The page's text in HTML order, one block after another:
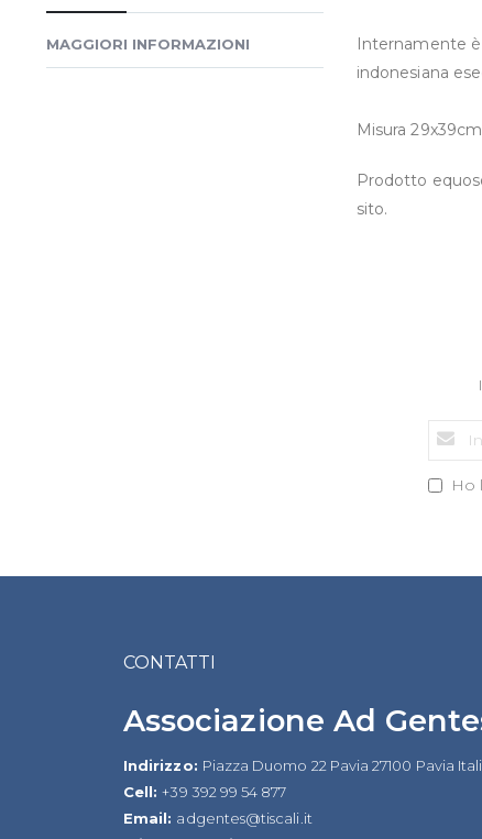
di
Internamente
indonesiana
Misura
Prodotto
sito.
MAGGIORI INFORMAZIONI
Ho
CONTATTI
Associazione Ad
Indirizzo: Piazza Duomo 22 Pavia 27100 Pavia
Cell:+39 392 99 54 877
Email: adgentes@tiscali.it